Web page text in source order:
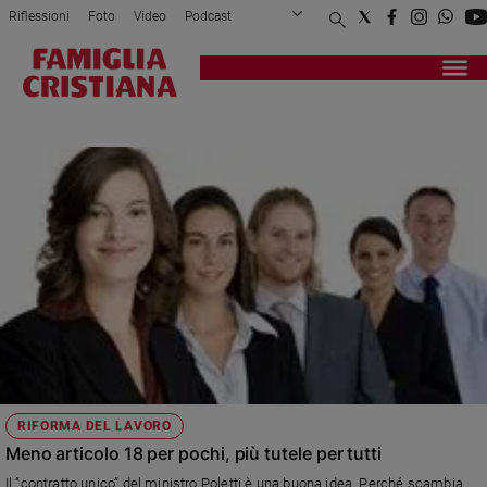
Attualità
Politica
Mondo
Economia
Legalità
giustizia
Papa
Papa
Riflessioni Foto Video Podcast
Privacy Policy Chi siamo
Registrati Redazione
RIFORMA DEL LAVORO
Meno articolo 18 per pochi, più tutele per tutti
Il “contratto unico” del ministro Poletti è una buona idea. Perché scambia